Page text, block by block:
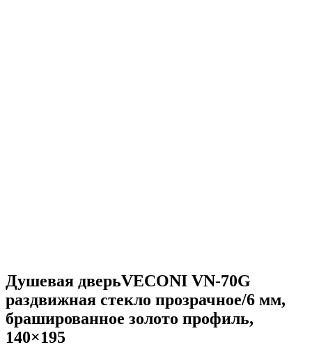
Душевая дверьVECONI VN-70G
раздвижная стекло прозрачное/6 мм,
брашированное золото профиль,
140×195